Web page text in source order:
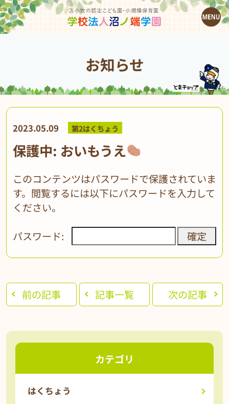
お知らせ
2023.05.09 第2はくちょう
保護中: おいもうえ
このコンテンツはパスワードで保護されていま
す。閲覧するには以下にパスワードを入力して
ください。
パスワード:
前の記事 記事一覧 次の記事
カテゴリ
はくちょう